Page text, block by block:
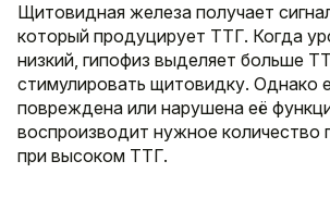
Щитовидная железа получает
который продуцирует ТТГ. Когда
низкий, гипофиз выделяет больше
стимулировать щитовидку. Однако
повреждена или нарушена её
воспроизводит нужное количество
при высоком ТТГ.